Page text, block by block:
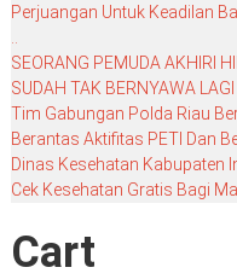
Perjuangan Untuk Keadilan
SEORANG PEMUDA AKHIRI
SUDAH TAK BERNYAWA LAGI
Tim Gabungan Polda Riau
Berantas Aktifitas PETI Dan
Dinas Kesehatan Kabupaten
Cek Kesehatan Gratis Bagi
Cart